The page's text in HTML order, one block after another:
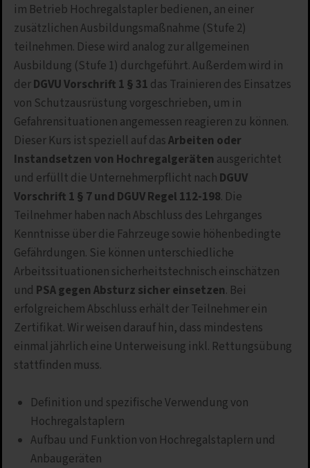
im Betrieb Hochregalstapler bedienen, an einer
zusätzlichen Ausbildungsmaßnahme (Stufe 2)
teilnehmen. Diese wird analog zur allgemeinen
Ausbildung (Stufe 1) durchgeführt. Außerdem wird in
derDGVU Vorschrift 1 § 31 das Trainieren des Einsatzes
von Schutzausrüstung vorgeschrieben, um in
Gefahrensituationen angemessen reagieren zu können.
Dieser Kurs ist speziell auf dasArbeiten oder
Instandsetzen von Hochregalgeräten ausgerichtet
und erfüllt die Unternehmerpflicht nach DGUV
Vorschrift 1 § 7 und DGUV Regel 112-198. Die
Teilnehmer haben nach Abschluss des Lehrganges
Kenntnisse über die Fahrzeuge sowie höhenbedingte
Gefährdungen. Sie können unterschiedliche
Arbeitssituationen sicherheitstechnisch einschätzen
und PSA gegen Absturz sicher einsetzen. Bei
erfolgreichem Abschluss erhält der Teilnehmer ein
Zertifikat. Wir weisen darauf hin, dass mindestens
einmal jährlich eine Unterweisung inkl. Rettungsübung
stattfinden muss.
Definition und spezifische Verwendung von
Hochregalstaplern
Aufbau und Funktion von Hochregalstaplern und
Anbaugeräten